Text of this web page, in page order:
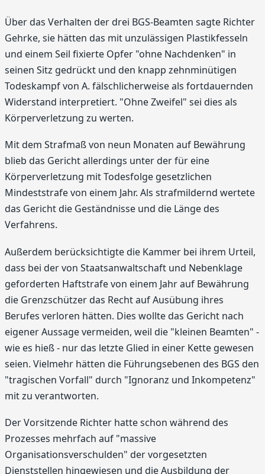
Über das Verhalten der drei BGS-Beamten sagte Richter
Gehrke, sie hätten das mit unzulässigen Plastikfesseln
und einem Seil fixierte Opfer "ohne Nachdenken" in
seinen Sitz gedrückt und den knapp zehnminütigen
Todeskampf von A. fälschlicherweise als fortdauernden
Widerstand interpretiert. "Ohne Zweifel" sei dies als
Körperverletzung zu werten.
Mit dem Strafmaß von neun Monaten auf Bewährung
blieb das Gericht allerdings unter der für eine
Körperverletzung mit Todesfolge gesetzlichen
Mindeststrafe von einem Jahr. Als strafmildernd wertete
das Gericht die Geständnisse und die Länge des
Verfahrens.
Außerdem berücksichtigte die Kammer bei ihrem Urteil,
dass bei der von Staatsanwaltschaft und Nebenklage
geforderten Haftstrafe von einem Jahr auf Bewährung
die Grenzschützer das Recht auf Ausübung ihres
Berufes verloren hätten. Dies wollte das Gericht nach
eigener Aussage vermeiden, weil die "kleinen Beamten" -
wie es hieß - nur das letzte Glied in einer Kette gewesen
seien. Vielmehr hätten die Führungsebenen des BGS den
"tragischen Vorfall" durch "Ignoranz und Inkompetenz"
mit zu verantworten.
Der Vorsitzende Richter hatte schon während des
Prozesses mehrfach auf "massive
Organisationsverschulden" der vorgesetzten
Dienststellen hingewiesen und die Ausbildung der